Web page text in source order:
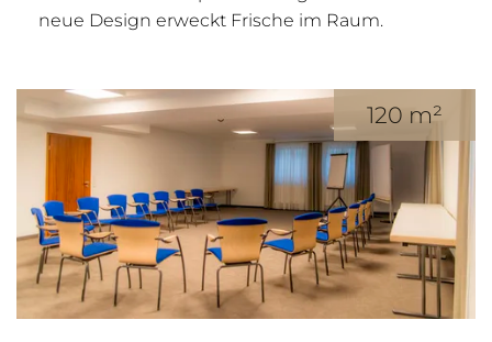
neue Design erweckt Frische im Raum.
120 m²